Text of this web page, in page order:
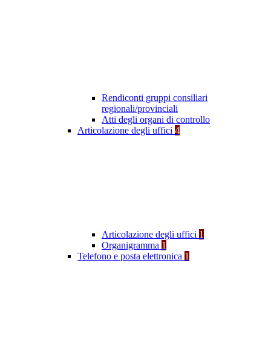
Rendiconti gruppi consiliari
regionali/provinciali
Atti degli organi di controllo
Articolazione degli uffici 4
Articolazione degli uffici 1
Organigramma 1
Telefono e posta elettronica 1